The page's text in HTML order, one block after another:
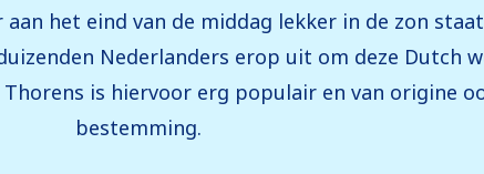
het eind van de middag lekker in de zon
Nederlanders erop uit om deze Dutch
is hiervoor erg populair en van origine
bestemming.